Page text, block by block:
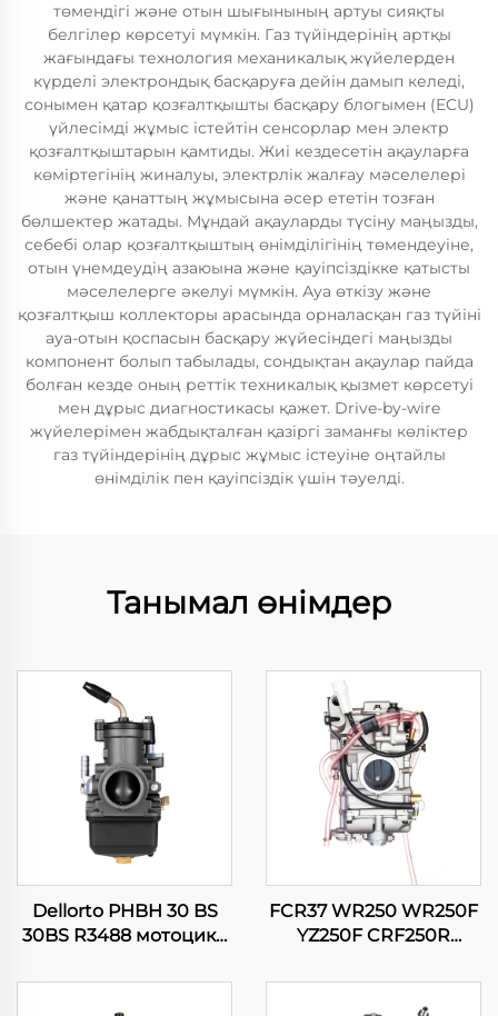
төмендігі және отын шығынының артуы сияқты
белгілер көрсетуі мүмкін. Газ түйіндерінің артқы
жағындағы технология механикалық жүйелерден
күрделі электрондық басқаруға дейін дамып келеді,
сонымен қатар қозғалтқышты басқару блогымен (ECU)
үйлесімді жұмыс істейтін сенсорлар мен электр
қозғалтқыштарын қамтиды. Жиі кездесетін ақауларға
көміртегінің жиналуы, электрлік жалғау мәселелері
және қанаттың жұмысына әсер ететін тозған
бөлшектер жатады. Мұндай ақауларды түсіну маңызды,
себебі олар қозғалтқыштың өнімділігінің төмендеуіне,
отын үнемдеудің азаюына және қауіпсіздікке қатысты
мәселелерге әкелуі мүмкін. Ауа өткізу және
қозғалтқыш коллекторы арасында орналасқан газ түйіні
ауа-отын қоспасын басқару жүйесіндегі маңызды
компонент болып табылады, сондықтан ақаулар пайда
болған кезде оның реттік техникалық қызмет көрсетуі
мен дұрыс диагностикасы қажет. Drive-by-wire
жүйелерімен жабдықталған қазіргі заманғы көліктер
газ түйіндерінің дұрыс жұмыс істеуіне оңтайлы
өнімділік пен қауіпсіздік үшін тәуелді.
Танымал өнімдер
Dellorto PHBH 30 BS
30BS R3488 мотоцикл
двигатель
карбюраторы
FCR37 WR250 WR250F
YZ250F CRF250R
KX250F мотоцикл
карбюраторы